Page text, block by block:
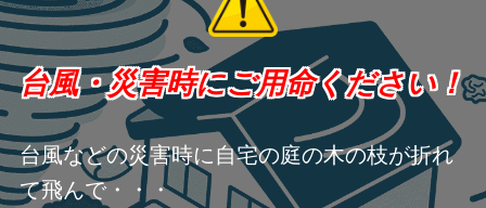
台風・災害時にご用命ください！
台風などの災害時に自宅の庭の木の枝が折れ
て飛んで・・・